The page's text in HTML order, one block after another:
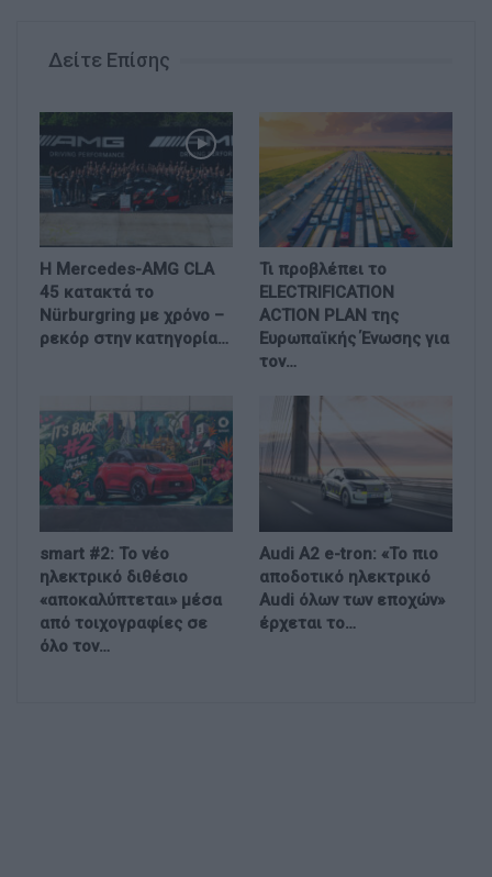
Δείτε Επίσης
Η Mercedes-AMG CLA
45 κατακτά το
Nürburgring με χρόνο –
ρεκόρ στην κατηγορία…
Τι προβλέπει το
ELECTRIFICATION
ACTION PLAN της
Ευρωπαϊκής Ένωσης για
τον…
smart #2: Το νέο
ηλεκτρικό διθέσιο
«αποκαλύπτεται» μέσα
από τοιχογραφίες σε
όλο τον…
Audi A2 e-tron: «Το πιο
αποδοτικό ηλεκτρικό
Audi όλων των εποχών»
έρχεται το…